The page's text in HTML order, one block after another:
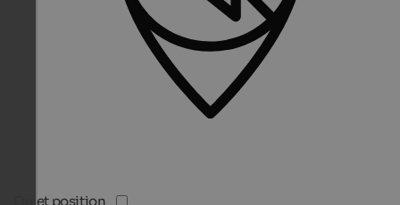
Quiet position